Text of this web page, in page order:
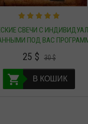
СВЕЧИ С
ПОД ВАС
25 $ 30$
В КОШИК